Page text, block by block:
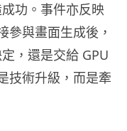
功。事件亦反映
參與畫面生成後，
，還是交給 GPU
技術升級，而是牽